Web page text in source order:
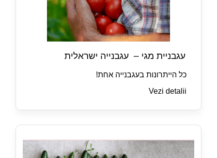
עגבניית מגי – עגבנייה ישראלית
כל הייתרונות בעגבנייה אחת!
Vezi detalii